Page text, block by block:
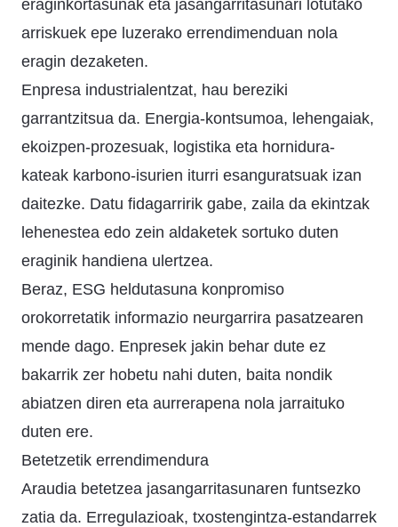
eraginkortasunak eta jasangarritasunari lotutako
arriskuek epe luzerako errendimenduan nola
eragin dezaketen.
Enpresa industrialentzat, hau bereziki
garrantzitsua da. Energia-kontsumoa, lehengaiak,
ekoizpen-prozesuak, logistika eta hornidura-
kateak karbono-isurien iturri esanguratsuak izan
daitezke. Datu fidagarririk gabe, zaila da ekintzak
lehenestea edo zein aldaketek sortuko duten
eraginik handiena ulertzea.
Beraz, ESG heldutasuna konpromiso
orokorretatik informazio neurgarrira pasatzearen
mende dago. Enpresek jakin behar dute ez
bakarrik zer hobetu nahi duten, baita nondik
abiatzen diren eta aurrerapena nola jarraituko
duten ere.
Betetzetik errendimendura
Araudia betetzea jasangarritasunaren funtsezko
zatia da. Erregulazioak, txostengintza-estandarrek